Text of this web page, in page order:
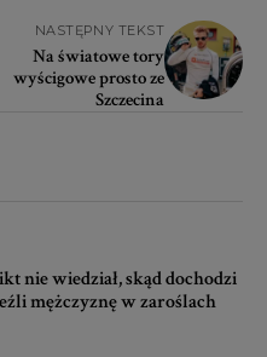
NASTĘPNY TEKST
Na światowe tory
wyścigowe prosto ze
Szczecina
nie wiedział, skąd dochodzi
mężczyznę w zaroślach